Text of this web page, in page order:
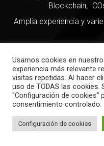
Blockchain,
Amplia experiencia y
Política de
Usamos cookies en
experiencia más relevante
visitas repetidas. Al hacer
uso de TODAS las cookies.
"Configuración de cookies"
consentimiento controlado.
Configuración de cookies